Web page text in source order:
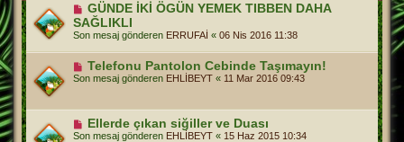
GÜNDE İKİ ÖGÜN YEMEK TIBBEN DAHA
SAĞLIKLI
Son mesaj gönderen ERRUFAİ « 06 Nis 2016 11:38
Telefonu Pantolon Cebinde Taşımayın!
Son mesaj gönderen EHLİBEYT « 11 Mar 2016 09:43
Ellerde çıkan siğiller ve Duası
Son mesaj gönderen EHLİBEYT « 15 Haz 2015 10:34